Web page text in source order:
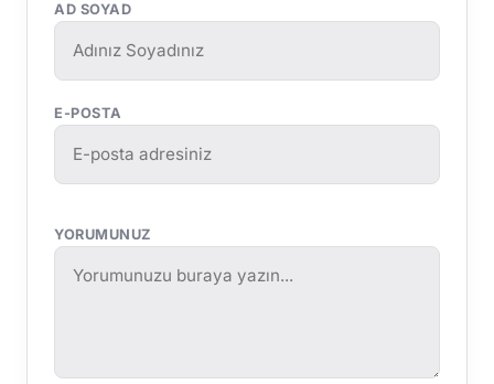
AD SOYAD
E-POSTA
YORUMUNUZ